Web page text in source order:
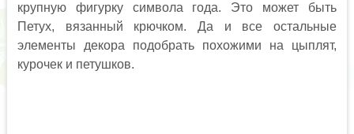
крупную фигурку символа года. Это может быть
Петух, вязанный крючком. Да и все остальные
элементы декора подобрать похожими на цыплят,
курочек и петушков.